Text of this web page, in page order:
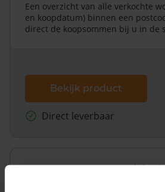
Een overzicht van alle verkochte
en koopdatum) binnen een
direct de koopsommen bij u in de
Bekijk product
Direct leverbaar
Koopsommenoverzicht